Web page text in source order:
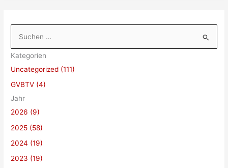
c
h
e
n
n
a
c
h
Kategorien
Uncategorized (111)
GVBTV (4)
Jahr
2026 (9)
2025 (58)
2024 (19)
2023 (19)